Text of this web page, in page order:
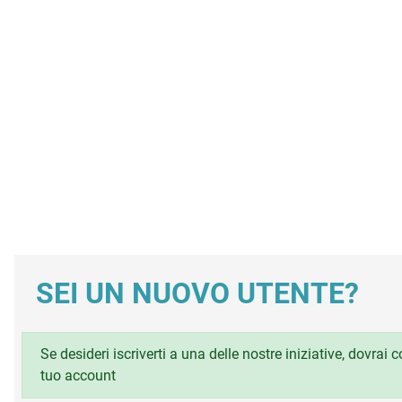
SEI UN NUOVO UTENTE?
Se desideri iscriverti a una delle nostre iniziative,
tuo account